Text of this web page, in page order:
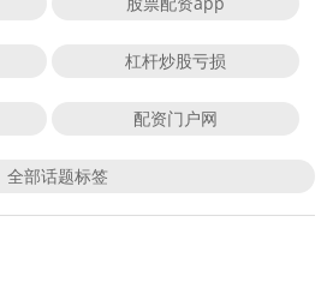
杠杆炒股亏损
配资门户网
全部话题标签